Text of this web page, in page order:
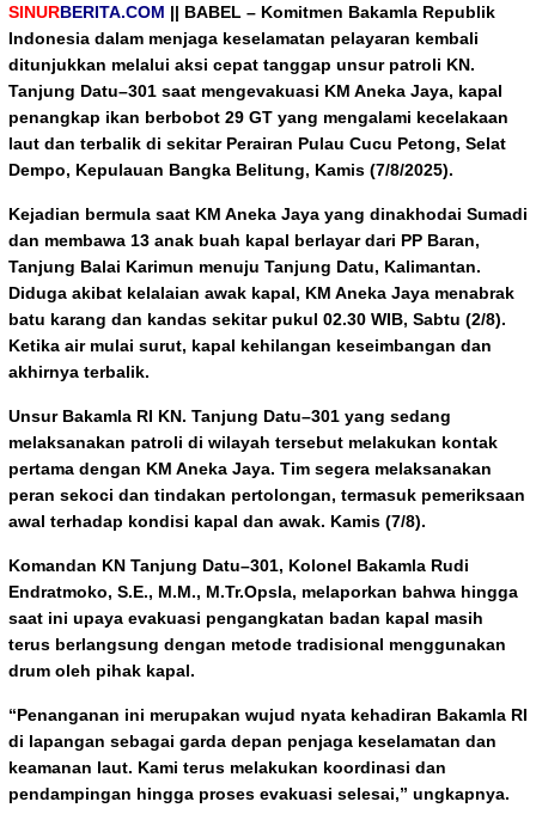
SINURBERITA.COM || BABEL – Komitmen Bakamla Republik
Indonesia dalam menjaga keselamatan pelayaran kembali
ditunjukkan melalui aksi cepat tanggap unsur patroli KN.
Tanjung Datu–301 saat mengevakuasi KM Aneka Jaya, kapal
penangkap ikan berbobot 29 GT yang mengalami kecelakaan
laut dan terbalik di sekitar Perairan Pulau Cucu Petong, Selat
Dempo, Kepulauan Bangka Belitung, Kamis (7/8/2025).
Kejadian bermula saat KM Aneka Jaya yang dinakhodai Sumadi
dan membawa 13 anak buah kapal berlayar dari PP Baran,
Tanjung Balai Karimun menuju Tanjung Datu, Kalimantan.
Diduga akibat kelalaian awak kapal, KM Aneka Jaya menabrak
batu karang dan kandas sekitar pukul 02.30 WIB, Sabtu (2/8).
Ketika air mulai surut, kapal kehilangan keseimbangan dan
akhirnya terbalik.
Unsur Bakamla RI KN. Tanjung Datu–301 yang sedang
melaksanakan patroli di wilayah tersebut melakukan kontak
pertama dengan KM Aneka Jaya. Tim segera melaksanakan
peran sekoci dan tindakan pertolongan, termasuk pemeriksaan
awal terhadap kondisi kapal dan awak. Kamis (7/8).
Komandan KN Tanjung Datu–301, Kolonel Bakamla Rudi
Endratmoko, S.E., M.M., M.Tr.Opsla, melaporkan bahwa hingga
saat ini upaya evakuasi pengangkatan badan kapal masih
terus berlangsung dengan metode tradisional menggunakan
drum oleh pihak kapal.
“Penanganan ini merupakan wujud nyata kehadiran Bakamla RI
di lapangan sebagai garda depan penjaga keselamatan dan
keamanan laut. Kami terus melakukan koordinasi dan
pendampingan hingga proses evakuasi selesai,” ungkapnya.